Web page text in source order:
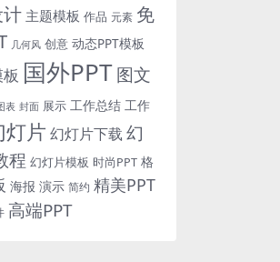
主题模板 作品 元素 免
几何风 创意 动态PPT模板
国外PPT图文
表 封面 展示 工作总结 工作
灯片 幻灯片下载 幻
程 幻灯片模板 时尚PPT 格
海报 演示 简约 精美PPT
高端PPT